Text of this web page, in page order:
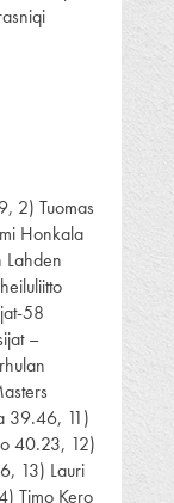
2) Tuomas
Honkala
Lahden
58
–
39.46, 11)
40.23, 12)
13) Lauri
Timo Kero